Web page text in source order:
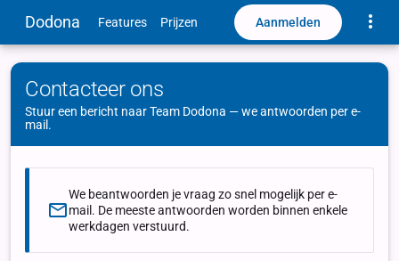
Dodona Features Prijzen Aanmelden
Contacteer ons
Stuur een bericht naar Team Dodona — we antwoorden per e-
mail.
We beantwoorden je vraag zo snel mogelijk per e-
mail. De meeste antwoorden worden binnen enkele
werkdagen verstuurd.